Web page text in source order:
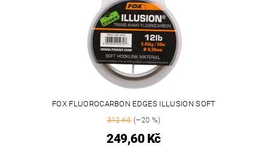
FOX FLUOROCARBON EDGES ILLUSION SOFT
312 Kč(–20 %)
249,60 Kč